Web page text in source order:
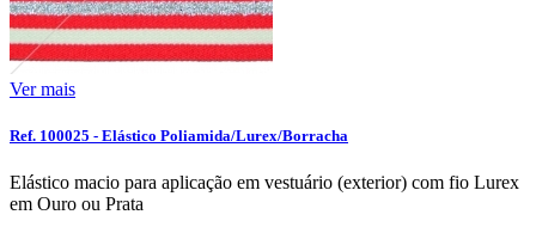
Ver mais
Ref. 100025 - Elástico Poliamida/Lurex/Borracha
Elástico macio para aplicação em vestuário (exterior) com fio Lurex
em Ouro ou Prata